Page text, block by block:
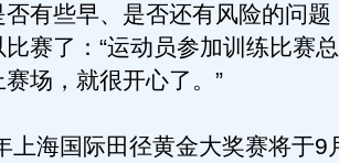
有些早、是否还有风险的问题
赛了：“运动员参加训练比赛
场，就很开心了。”
海国际田径黄金大奖赛将于9